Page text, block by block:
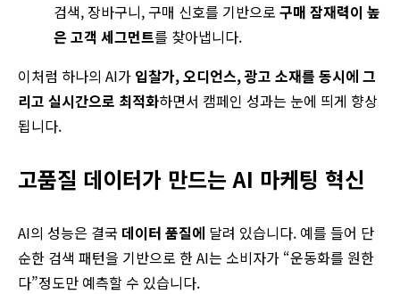
검색, 장바구니, 구매 신호를 기반으로 구매 잠재력이 높
은 고객 세그먼트를 찾아냅니다.
이처럼 하나의 AI가 입찰가,오디언스,광고 소재를 동시에 그
리고 실시간으로 최적화하면서 캠페인 성과는 눈에 띄게 향상
됩니다.
고품질 데이터가 만드는AI 마케팅 혁신
AI의 성능은 결국 데이터 품질에 달려 있습니다. 예를 들어 단
순한 검색 패턴을 기반으로 한 AI는 소비자가 “운동화를 원한
다”정도만 예측할 수 있습니다.